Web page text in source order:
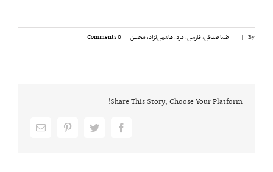
By
|
| ضیا صدقی,فارسی,مرد,هاشمی‌نژاد، محسن |
0 Comments
Share This Story, Choose Your Platform!
facebook
twitter
pinterest
Email